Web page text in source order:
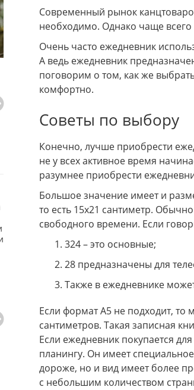
Бессмертный полк 2026
Алиса Мешкова 13.07.2025
Заказывала печать журналов учета в
этой типографии. Качество отличное,
страницы плотные, печать четкая.
Сроки немного сдвинулись, но
предупредили заранее. В целом
довольна результатом, можно
сотрудничать.
Zara
Современный рынок
необходимо. Однако чаще всего
Очень часто ежедневник
А ведь ежедневник
поговорим о том, как же
комфортно.
Советы по выбору
Конечно, лучше приобрести
не у всех активное время
разумнее приобрести
Большое значение имеет и
то есть 15х21 сантиметр.
свободного времени. Если
324 – это основные;
28 предназначены для
Также в ежедневнике
Если формат А5 не подходит,
сантиметров. Такая записная
Если ежедневник покупается
планингу. Он имеет
дороже, но и вид имеет более
с небольшим количеством